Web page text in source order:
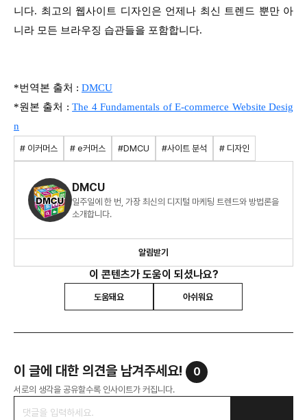
니다. 최고의 웹사이트 디자인은 언제나 최신 트렌드 뿐만 아
니라 모든 브라우징 습관들을 포함합니다.
*번역본 출처 : DMCU
*원본 출처 :The 4 Fundamentals of E-commerce Website Desig
n
# 이커머스 # e커머스 #DMCU #사이트 분석 # 디자인
DMCU
일주일에 한 번, 가장 최신의 디지털 마케팅 트렌드와 방법론을
소개합니다.
알림받기
이 콘텐츠가 도움이 되셨나요?
도움돼요 아쉬워요
이 글에 대한 의견을 남겨주세요! 0
서로의 생각을 공유할수록 인사이트가 커집니다.